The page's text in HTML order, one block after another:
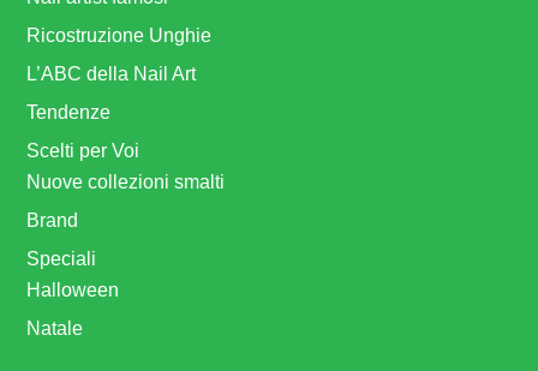
Ricostruzione Unghie
L’ABC della Nail Art
Tendenze
Scelti per Voi
Nuove collezioni smalti
Brand
Speciali
Halloween
Natale